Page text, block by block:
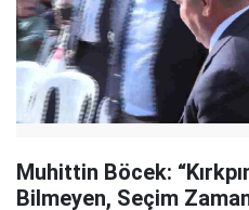
Muhittin Böcek:
Bilmeyen, Seçim